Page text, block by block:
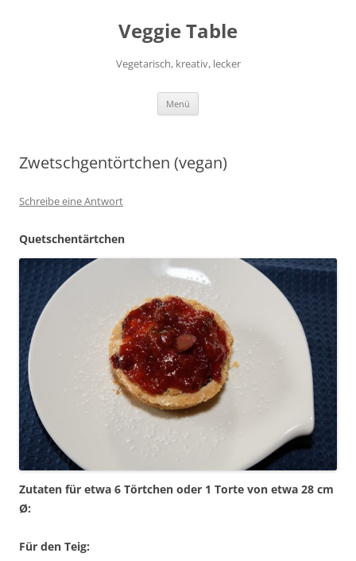
Veggie Table
Vegetarisch, kreativ, lecker
Menü
Zwetschgentörtchen (vegan)
Schreibe eine Antwort
Quetschentärtchen
Zutaten für etwa 6 Törtchen oder 1 Torte von etwa 28 cm
Ø:
Für den Teig: